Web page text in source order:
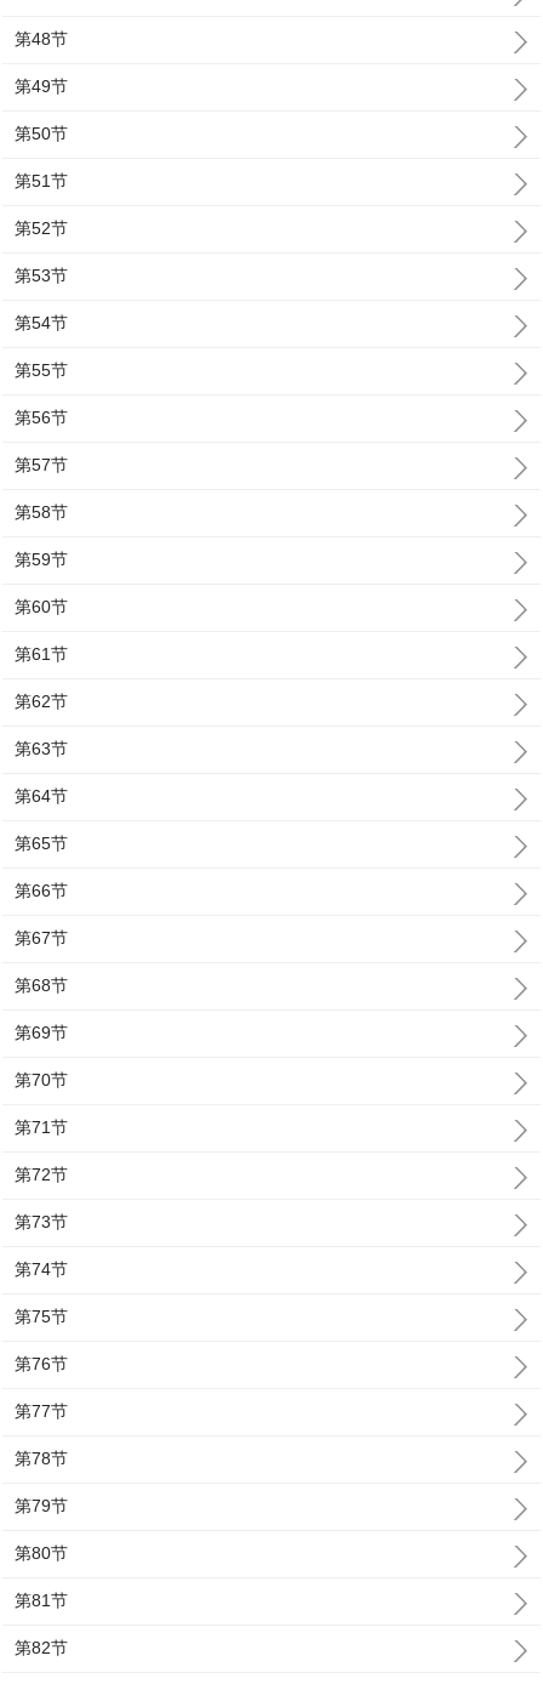
第48节
第49节
第50节
第51节
第52节
第53节
第54节
第55节
第56节
第57节
第58节
第59节
第60节
第61节
第62节
第63节
第64节
第65节
第66节
第67节
第68节
第69节
第70节
第71节
第72节
第73节
第74节
第75节
第76节
第77节
第78节
第79节
第80节
第81节
第82节